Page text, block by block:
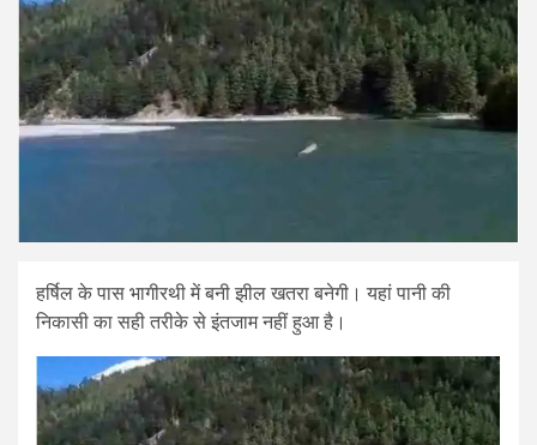
हर्षिल के पास भागीरथी में बनी झील खतरा बनेगी। यहां पानी की
निकासी का सही तरीके से इंतजाम नहीं हुआ है।